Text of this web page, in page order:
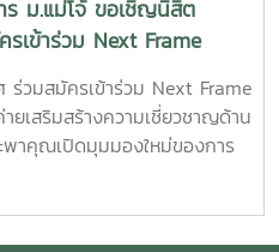
MJU :www.mju.ac.th
ร ม.แม่โจ้ ขอเชิญนิสิต
เข้าร่วม Next Frame
ายเสริมสร้างความ
นตร์ทดลอง
วมสมัครเข้าร่วม Next Frame
เสริมสร้างความเชี่ยวชาญด้าน
าคุณเปิดมุมมองใหม่ของการ
พี่เจ้ย" อภิชาติพงศ์ วีระเศรษฐ